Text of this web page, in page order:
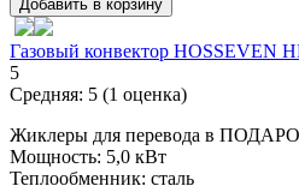
Газовый конвектор HOSSEVEN
5
Средняя: 5 (1 оценка)
Жиклеры для перевода в
Мощность: 5,0 кВт
Теплообменник: сталь